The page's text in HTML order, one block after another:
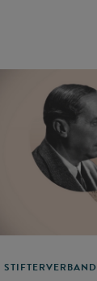
STIFTERVERBAND